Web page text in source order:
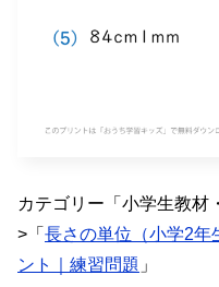
カテゴリー「小学生教材
>「 長さの単位（小学2年
ント｜練習問題 」